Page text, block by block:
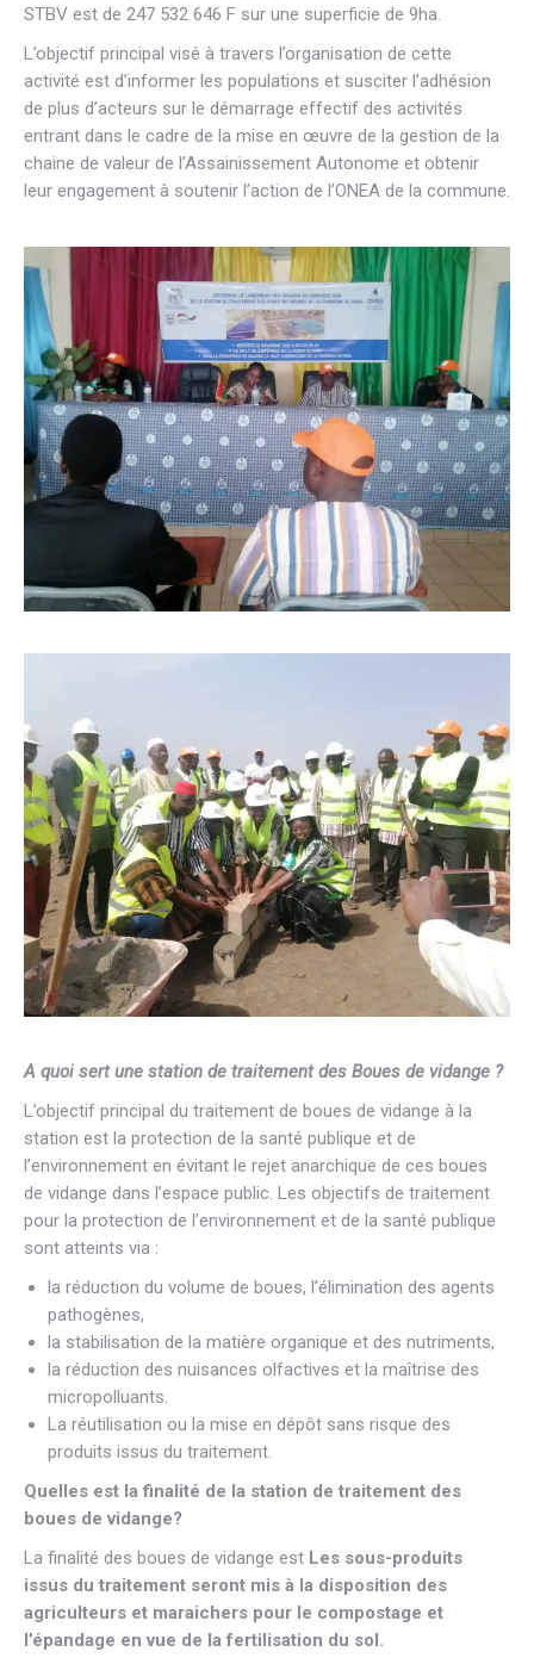
STBV est de 247 532 646 F sur une superficie de 9ha.
L’objectif principal visé à travers l’organisation de cette
activité est d’informer les populations et susciter l’adhésion
de plus d’acteurs sur le démarrage effectif des activités
entrant dans le cadre de la mise en œuvre de la gestion de la
chaine de valeur de l’Assainissement Autonome et obtenir
leur engagement à soutenir l’action de l’ONEA de la commune.
A quoi sert une station de traitement des Boues de vidange ?
L’objectif principal du traitement de boues de vidange à la
station est la protection de la santé publique et de
l’environnement en évitant le rejet anarchique de ces boues
de vidange dans l’espace public. Les objectifs de traitement
pour la protection de l’environnement et de la santé publique
sont atteints via :
la réduction du volume de boues, l’élimination des agents
pathogènes,
la stabilisation de la matière organique et des nutriments,
la réduction des nuisances olfactives et la maîtrise des
micropolluants.
La réutilisation ou la mise en dépôt sans risque des
produits issus du traitement.
Quelles est la finalité de la station de traitement des
boues de vidange?
La finalité des boues de vidange est Les sous-produits
issus du traitement seront mis à la disposition des
agriculteurs et maraichers pour le compostage et
l’épandage en vue de la fertilisation du sol.